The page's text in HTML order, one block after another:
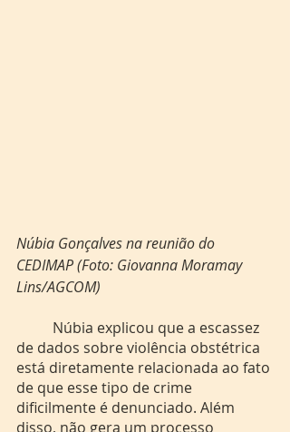
Núbia Gonçalves na reunião do
CEDIMAP (Foto: Giovanna Moramay
Lins/AGCOM)
de dados sobre violência obstétrica
está diretamente relacionada ao fato
de que esse tipo de crime
dificilmente é denunciado. Além
disso, não gera um processo